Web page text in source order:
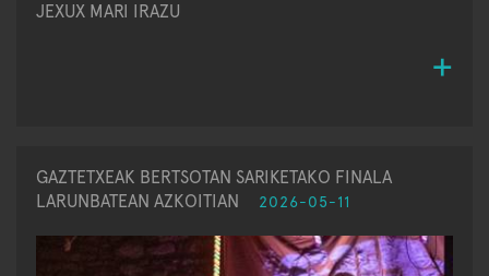
JEXUX MARI IRAZU
GAZTETXEAK BERTSOTAN SARIKETAKO FINALA
LARUNBATEAN AZKOITIAN
2026-05-11